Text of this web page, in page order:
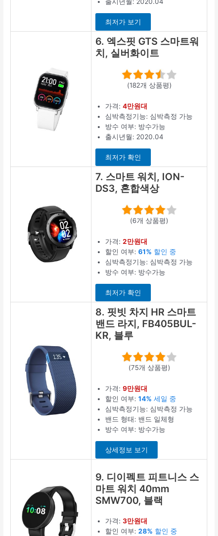
출시년월: 2020.04
최저가 보기
6. 엑스핏 GTS 스마트워
치, 실버화이트
(182개 상품평)
가격:4만원대
심박측정기능: 심박측정 가능
방수 여부: 방수가능
출시년월: 2020.04
최저가 확인
7. 스마트 워치, ION-
DS3, 혼합색상
(6개 상품평)
가격:2만원대
할인 여부:61% 할인 중
심박측정기능: 심박측정 가능
방수 여부: 방수가능
최저가 확인
8. 핏빗 차지 HR 스마트
밴드 라지, FB405BUL-
KR, 블루
(75개 상품평)
가격:9만원대
할인 여부:14% 세일 중
심박측정기능: 심박측정 가능
밴드 형태: 밴드 일체형
방수 여부: 방수가능
상세정보 보기
9. 디이펙트 피트니스 스
마트 워치 40mm
SMW700, 블랙
가격:3만원대
할인 여부:28% 할인 중